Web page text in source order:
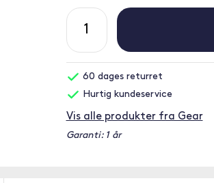
60 dages returret
Hurtig kundeservice
Vis alle produkter fra Gear
Garanti: 1 år